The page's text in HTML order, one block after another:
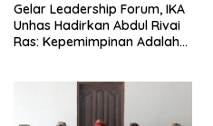
Gelar Leadership Forum, IKA
Unhas Hadirkan Abdul Rivai
Ras: Kepemimpinan Adalah